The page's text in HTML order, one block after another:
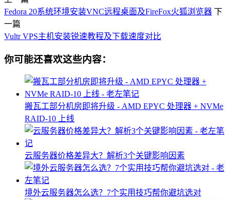
Fedora 20系统环境安装VNC远程桌面及FireFox火狐浏览器 下
一篇
Vultr VPS主机安装锐速教程及下载速度对比
你可能还喜欢这些内容：
搬瓦工部分机房即将升级 - AMD EPYC 处理器 + NVMe
RAID-10 上线
云服务器价格差异大？解析3个关键影响因素
境外云服务器怎么选？7个实用技巧帮你避坑选对